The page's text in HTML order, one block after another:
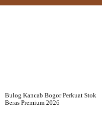
Bulog Kancab Bogor Perkuat Stok
Beras Premium 2026